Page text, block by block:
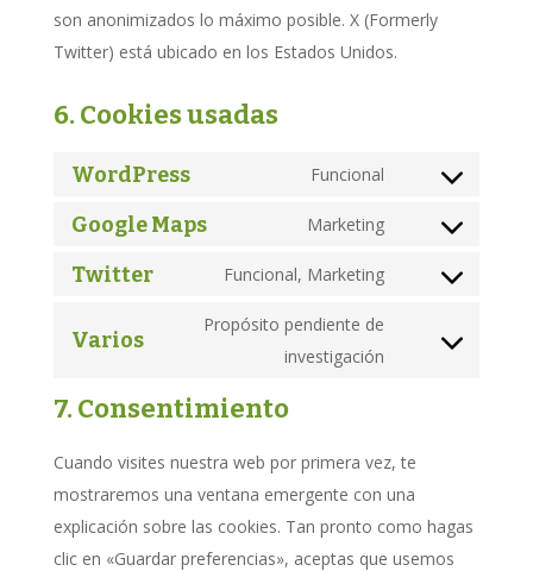
son anonimizados lo máximo posible. X (Formerly
Twitter) está ubicado en los Estados Unidos.
6. Cookies usadas
WordPress Funcional
Consent
wordpress
Google Maps Marketing
Consent
google-
Twitter Funcional, Marketing
Consent
service
Varios
Propósito pendiente de
investigación
Consent
varios
7. Consentimiento
Cuando visites nuestra web por primera vez, te
mostraremos una ventana emergente con una
explicación sobre las cookies. Tan pronto como hagas
clic en «Guardar preferencias», aceptas que usemos